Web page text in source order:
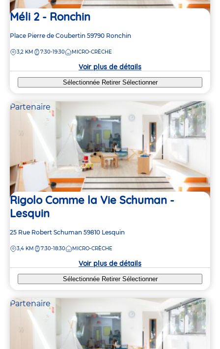
Méli 2 - Ronchin
Adresse
la
Place Pierre de Coubertin 59790 Ronchin
DISTANCE
3,2 KM 7:30-19:30 MICRO-CRÈCHE
Voir plus de détails
Sélectionnée Retirer Sélectionner
Partenaire
Rigolo Comme la Vie Schuman -
Lesquin
Adresse
la
25 Rue Robert Schuman 59810 Lesquin
DISTANCE
3,4 KM 7:30-18:30 MICRO-CRÈCHE
Voir plus de détails
Sélectionnée Retirer Sélectionner
Partenaire
2
6
2
2
6
2